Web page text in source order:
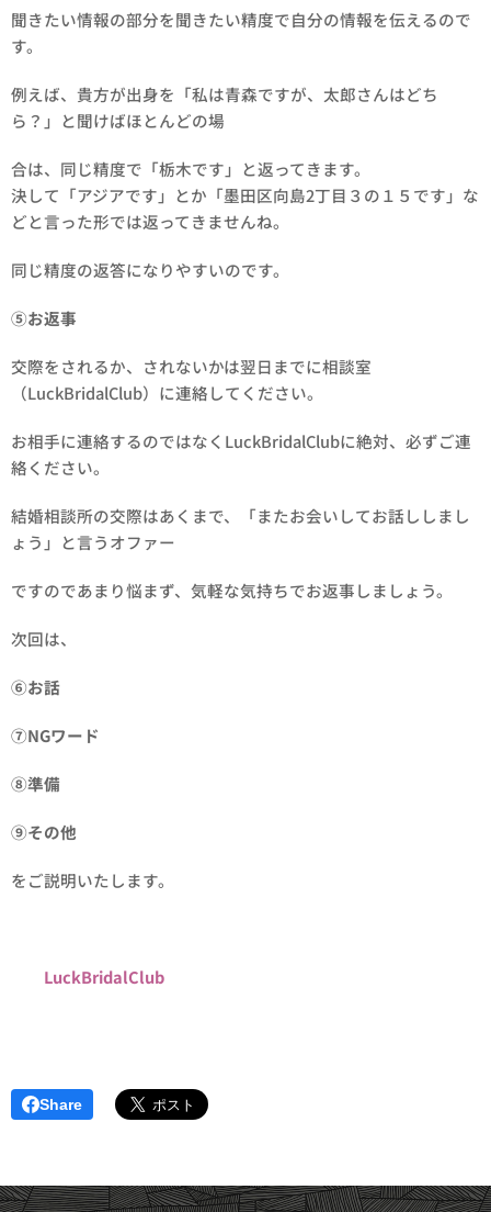
聞きたい情報の部分を聞きたい精度で自分の情報を伝えるので
す。
例えば、貴方が出身を「私は青森ですが、太郎さんはどち
ら？」と聞けばほとんどの場
合は、同じ精度で「栃木です」と返ってきます。
決して「アジアです」とか「墨田区向島2丁目３の１５です」な
どと言った形では返ってきませんね。
同じ精度の返答になりやすいのです。
⑤お返事
交際をされるか、されないかは翌日までに相談室
（LuckBridalClub）に連絡してください。
お相手に連絡するのではなくLuckBridalClubに絶対、必ずご連
絡ください。
結婚相談所の交際はあくまで、「またお会いしてお話ししまし
ょう」と言うオファー
ですのであまり悩まず、気軽な気持ちでお返事しましょう。
次回は、
⑥お話
⑦NGワード
⑧準備
⑨その他
をご説明いたします。
LuckBridalClub
Share